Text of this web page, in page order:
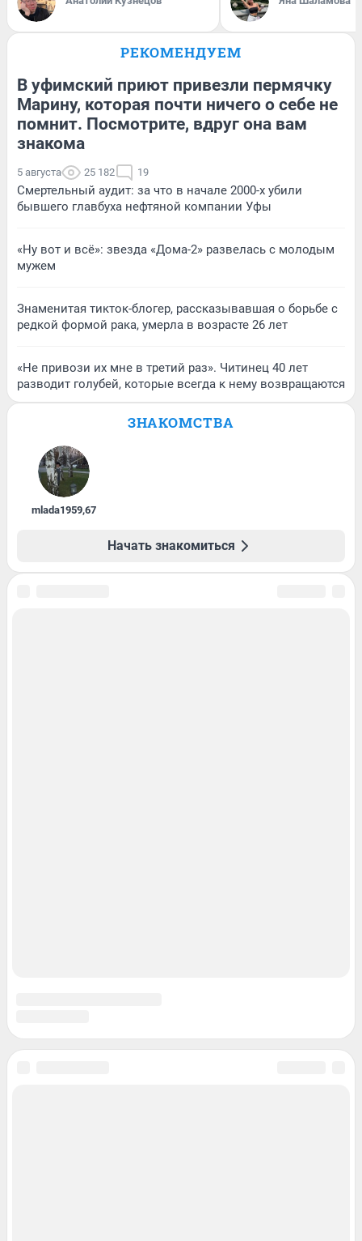
РЕКОМЕНДУЕМ
В уфимский приют привезли пермячку
Марину, которая почти ничего о себе не
помнит. Посмотрите, вдруг она вам
знакома
5 августа 25 182 19
Смертельный аудит: за что в начале 2000-х убили
бывшего главбуха нефтяной компании Уфы
«Ну вот и всё»: звезда «Дома-2» развелась с молодым
мужем
Знаменитая тикток-блогер, рассказывавшая о борьбе с
редкой формой рака, умерла в возрасте 26 лет
«Не привози их мне в третий раз». Читинец 40 лет
разводит голубей, которые всегда к нему возвращаются
ЗНАКОМСТВА
mlada1959,67
Начать знакомиться